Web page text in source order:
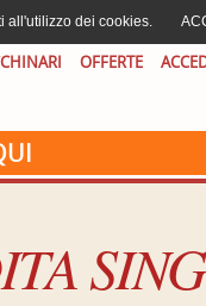
AREA
OFFERTE
all'utilizzo dei cookies.